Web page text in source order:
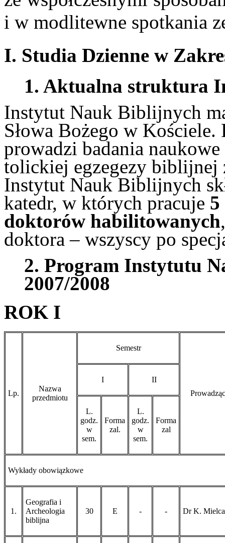
i w modlitewne spotkania
I. Studia Dzienne w
1. Aktualna struktura
Instytut Nauk Biblijnych
Słowa Bożego w
prowadzi badania
to­lickiej egzegezy biblijnej
Instytut Nauk Biblijnych
katedr, w których pracuje 5
doktorów habilitowanych
doktora – wszyscy po
2. Program Instytutu
2007/2008
ROK I
Lp.
Nazwa
przedmiotu
Semestr
I II
L.
godz.
w
sem.
Forma
zal.
L.
godz.
w
sem.
Forma
zal
Wykłady obowiązkowe
1.
Geografia i
Arche­o­lo­gia
biblijna
30 E - - Dr K.